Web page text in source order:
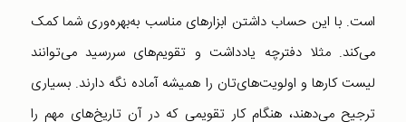
است. با این حساب داشتن ابزارهای مناسب به‌بهره‌وری شما کمک
می‌کند. مثلا دفترچه یادداشت و تقویم‌های سررسید می‌توانند
لیست کارها و اولویت‌های‌تان را همیشه آماده نگه دارند. بسیاری
ترجیح می‌‌دهند، هنگام کار تقویمی که در آن تاریخ‌های مهم را